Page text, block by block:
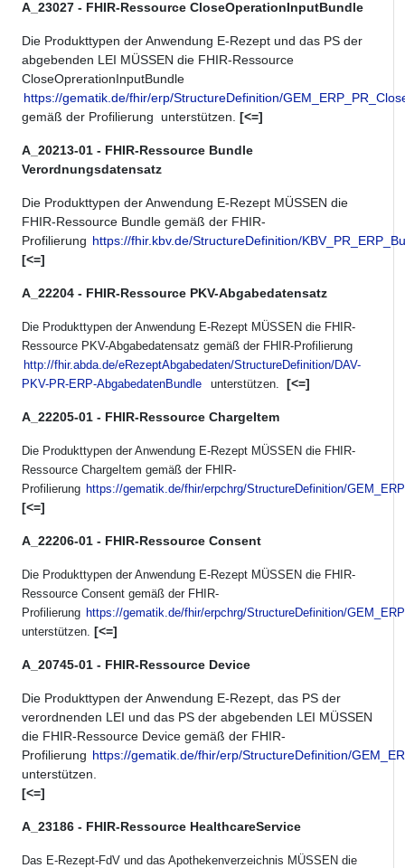
A_23027 - FHIR-Ressource CloseOperationInputBundle
Die Produkttypen der Anwendung E-Rezept und das PS der
abgebenden LEI MÜSSEN die FHIR-Ressource
CloseOprerationInputBundle
https://gematik.de/fhir/erp/StructureDefinition/
gemäß der Profilierung unterstützen. [<=]
A_20213-01 - FHIR-Ressource Bundle
Verordnungsdatensatz
Die Produkttypen der Anwendung E-Rezept MÜSSEN die
FHIR-Ressource Bundle gemäß der FHIR-
Profilierung https://fhir.kbv.de/StructureDefinition/
[<=]
A_22204 - FHIR-Ressource PKV-Abgabedatensatz
Die Produkttypen der Anwendung E-Rezept MÜSSEN die FHIR-
Ressource PKV-Abgabedatensatz gemäß der FHIR-Profilierung
http://fhir.abda.de/eRezeptAbgabedaten/StructureDefinition/DAV-
PKV-PR-ERP-AbgabedatenBundle
unterstützen. [<=]
A_22205-01 - FHIR-Ressource ChargeItem
Die Produkttypen der Anwendung E-Rezept MÜSSEN die FHIR-
Ressource ChargeItem gemäß der FHIR-
Profilierung https://gematik.de/fhir/erpchrg/StructureDefinition/
[<=]
A_22206-01 - FHIR-Ressource Consent
Die Produkttypen der Anwendung E-Rezept MÜSSEN die FHIR-
Ressource Consent gemäß der FHIR-
Profilierung https://gematik.de/fhir/erpchrg/StructureDefinition/
unterstützen. [<=]
A_20745-01 - FHIR-Ressource Device
Die Produkttypen der Anwendung E-Rezept, das PS der
verordnenden LEI und das PS der abgebenden LEI MÜSSEN
die FHIR-Ressource Device gemäß der FHIR-
Profilierung https://gematik.de/fhir/erp/StructureDefinition/
unterstützen.
[<=]
A_23186 - FHIR-Ressource HealthcareService
Das E-Rezept-FdV und das Apothekenverzeichnis MÜSSEN die